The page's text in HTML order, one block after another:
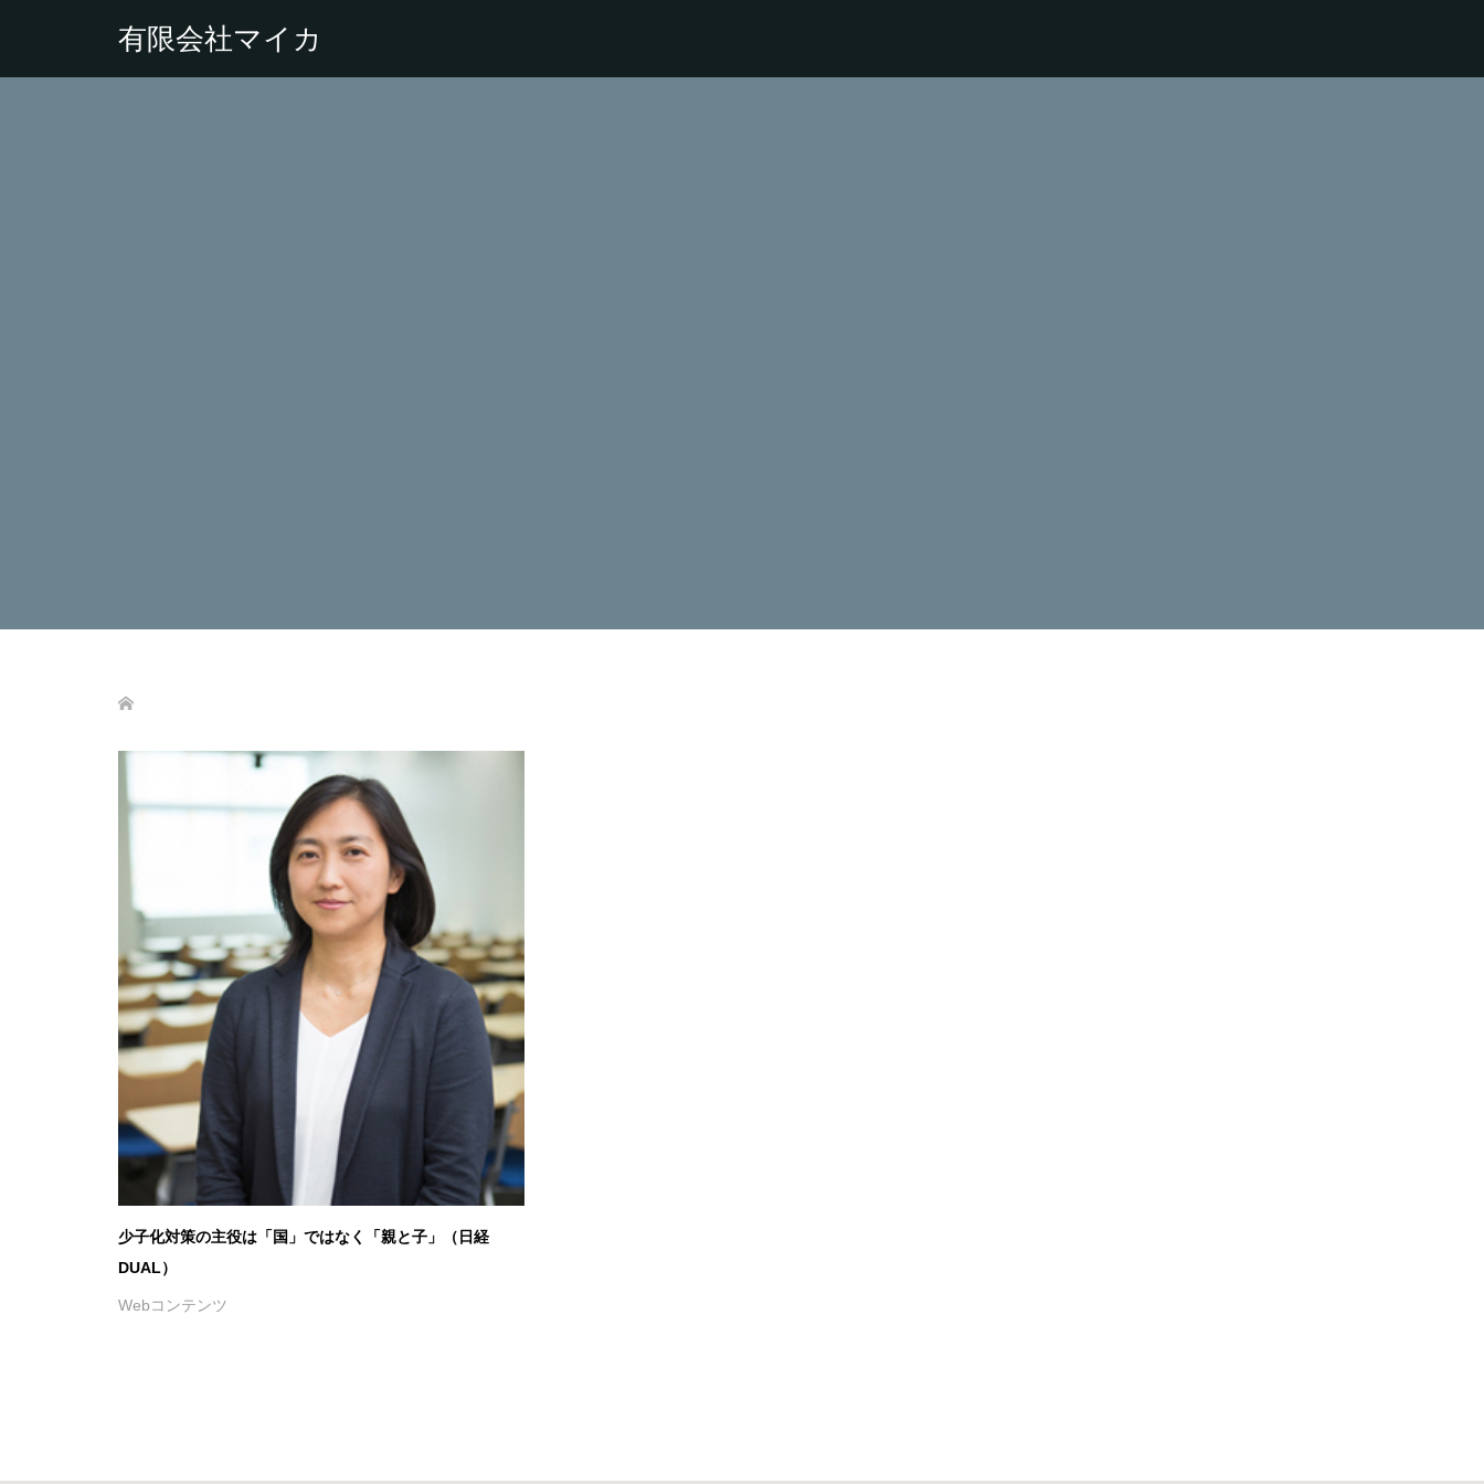
有限会社マイカ
少子化対策の主役は「国」ではなく「親と子」（日経
DUAL）
Webコンテンツ